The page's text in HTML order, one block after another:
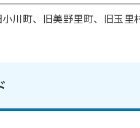
川町、旧美野里町、旧玉里